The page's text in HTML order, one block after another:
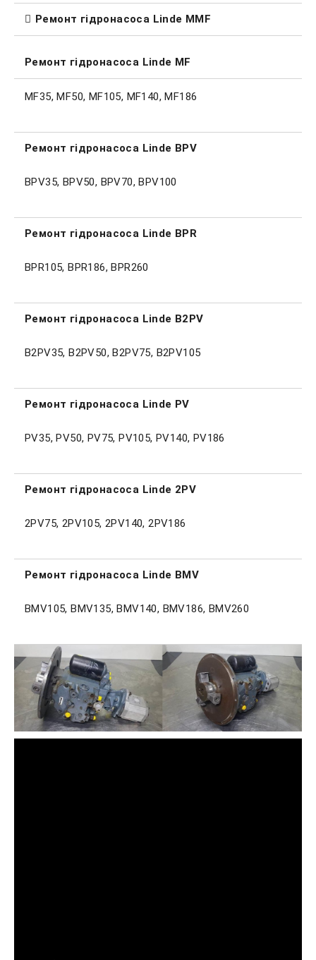
Ремонт гідронасоса Linde MMF
Ремонт гідронасоса Linde MF
MF35, MF50, MF105, MF140, MF186
Ремонт гідронасоса Linde BPV
BPV35, BPV50, BPV70, BPV100
Ремонт гідронасоса Linde BPR
BPR105, BPR186, BPR260
Ремонт гідронасоса Linde B2PV
B2PV35, B2PV50, B2PV75, B2PV105
Ремонт гідронасоса Linde PV
PV35, PV50, PV75, PV105, PV140, PV186
Ремонт гідронасоса Linde 2PV
2PV75, 2PV105,2PV140,2PV186
Ремонт гідронасоса Linde BMV
BMV105, BMV135, BMV140, BMV186, BMV260